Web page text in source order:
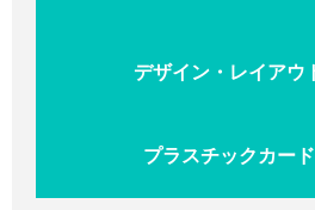
デザイン・レイアウ
プラスチックカー